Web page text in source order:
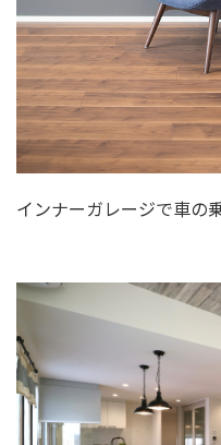
インナーガレージで車の